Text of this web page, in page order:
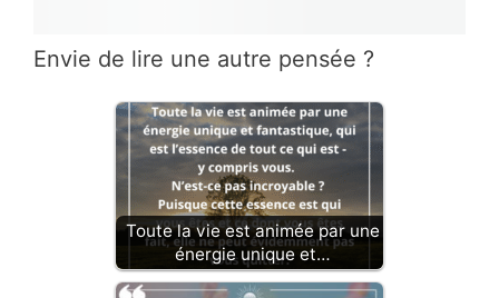
Envie de lire une autre pensée ?
Toute la vie est animée par une
énergie unique et…